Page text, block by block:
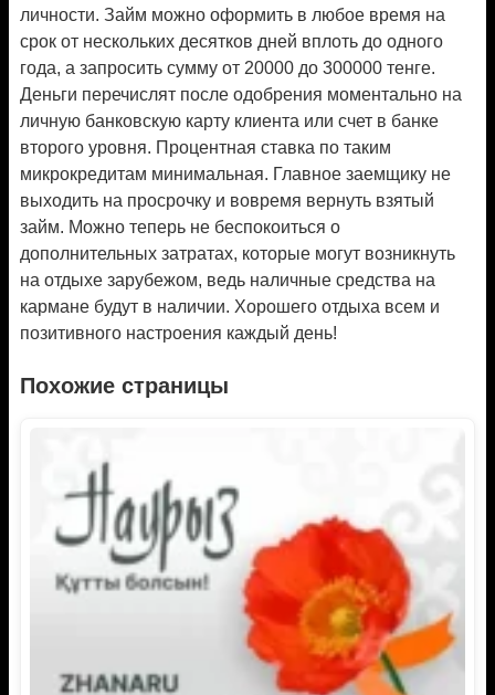
личности. Займ можно оформить в любое время на
срок от нескольких десятков дней вплоть до одного
года, а запросить сумму от 20000 до 300000 тенге.
Деньги перечислят после одобрения моментально на
личную банковскую карту клиента или счет в банке
второго уровня. Процентная ставка по таким
микрокредитам минимальная. Главное заемщику не
выходить на просрочку и вовремя вернуть взятый
займ. Можно теперь не беспокоиться о
дополнительных затратах, которые могут возникнуть
на отдыхе зарубежом, ведь наличные средства на
кармане будут в наличии. Хорошего отдыха всем и
позитивного настроения каждый день!
Похожие страницы